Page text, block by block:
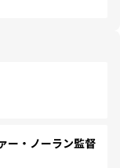
ー・ノーラン監督